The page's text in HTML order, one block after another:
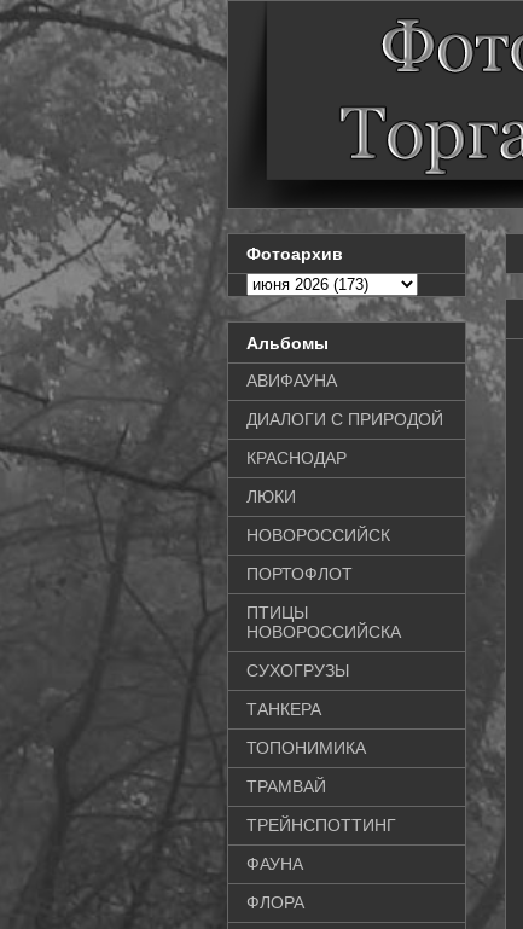
Фотоархив
Альбомы
АВИФАУНА
ДИАЛОГИ С ПРИРОДОЙ
КРАСНОДАР
ЛЮКИ
НОВОРОССИЙСК
ПОРТОФЛОТ
ПТИЦЫ
НОВОРОССИЙСКА
СУХОГРУЗЫ
ТАНКЕРА
ТОПОНИМИКА
ТРАМВАЙ
ТРЕЙНСПОТТИНГ
ФАУНА
ФЛОРА